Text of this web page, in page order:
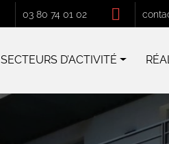
03 80 74 01 02
SECTEURS D’ACTIVITÉ